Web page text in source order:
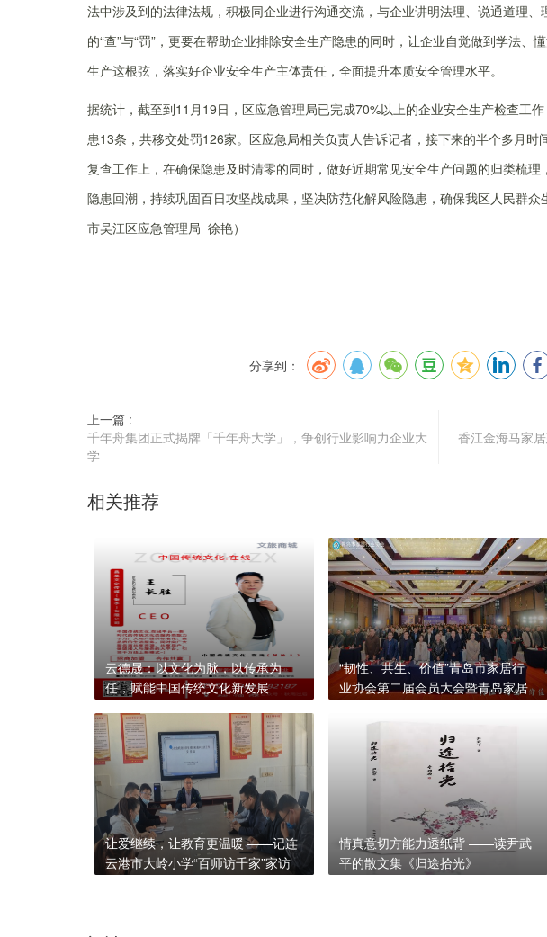
法中涉及到的法律法规，积极同企业进行沟通交流，与企业讲明法理、说通道理
的“查”与“罚”，更要在帮助企业排除安全生产隐患的同时，让企业自觉做到学法、
生产这根弦，落实好企业安全生产主体责任，全面提升本质安全管理水平。
据统计，截至到11月19日，区应急管理局已完成70%以上的企业安全生产检查工
患13条，共移交处罚126家。区应急局相关负责人告诉记者，接下来的半个多月时
复查工作上，在确保隐患及时清零的同时，做好近期常见安全生产问题的归类梳
隐患回潮，持续巩固百日攻坚战成果，坚决防范化解风险隐患，确保我区人民群
市吴江区应急管理局 徐艳）
分享到：
上一篇 :
千年舟集团正式揭牌「千年舟大学」，争创行业影响力企业大
学
香江金海马家
相关推荐
云德晟：以文化为脉，以传承为
任，赋能中国传统文化新发展
“韧性、共生、价值”青岛市家居行
业协会第二届会员大会暨青岛家居
让爱继续，让教育更温暖 ——记连
云港市大岭小学“百师访千家”家访
情真意切方能力透纸背 ——读尹武
平的散文集《归途拾光》